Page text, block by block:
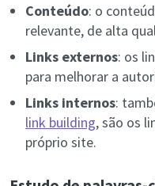
Conteúdo: o
relevante, de alta
Links externos: os
para melhorar a
Links internos:
link building, são os
próprio site.